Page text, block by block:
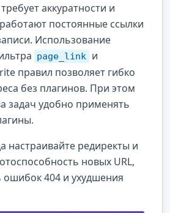
аккуратности и
постоянные ссылки
Использование
page_link и
правил позволяет гибко
без плагинов. При этом
задач удобно применять
настраивайте редиректы и
новых URL,
404 и ухудшения